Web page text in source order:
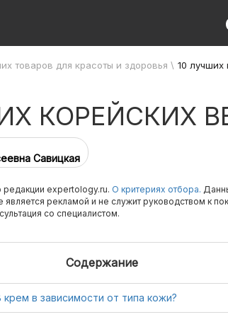
товаров для красоты и здоровья \ 10 лучших
КОРЕЙСКИХ
Савицкая
expertology.ru. О критериях отбора.
является рекламой и не служит руководством к
со специалистом.
Содержание
в зависимости от типа кожи?